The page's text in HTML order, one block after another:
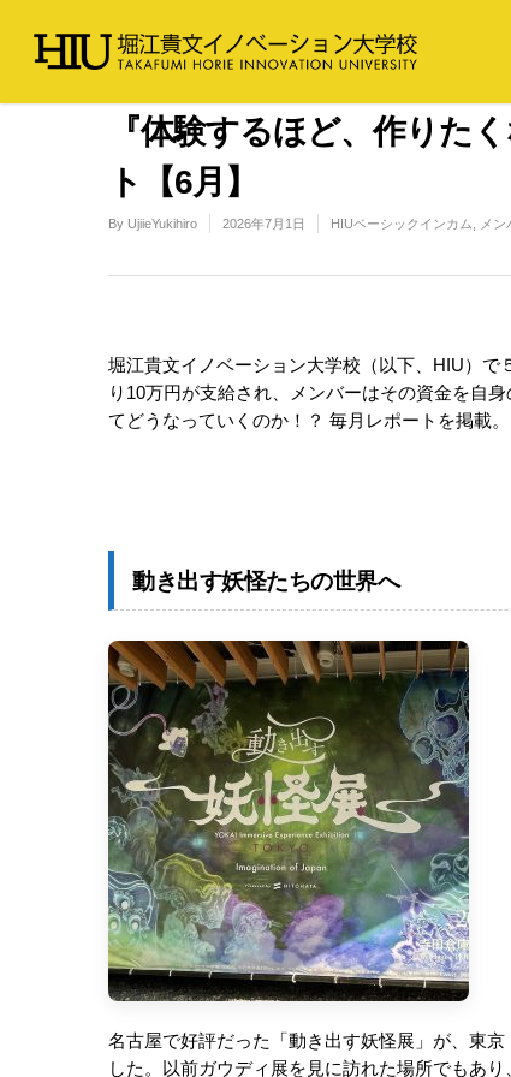
『体験するほど、作りた
ト【6月】
By UjiieYukihiro 2026年7月1日 HIUベーシックインカム メン
堀江貴文イノベーション大学校（以下、HIU）
り10万円が支給され、メンバーはその資金を自
てどうなっていくのか！？ 毎月レポートを掲載。
動き出す妖怪たちの世界へ
名古屋で好評だった「動き出す妖怪展」が、東
した。以前ガウディ展を見に訪れた場所でもあ